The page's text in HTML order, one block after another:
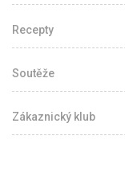
Recepty
Soutěže
Zákaznický klub